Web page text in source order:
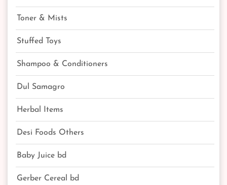
Toner & Mists
Stuffed Toys
Shampoo & Conditioners
Dul Samagro
Herbal Items
Desi Foods Others
Baby Juice bd
Gerber Cereal bd